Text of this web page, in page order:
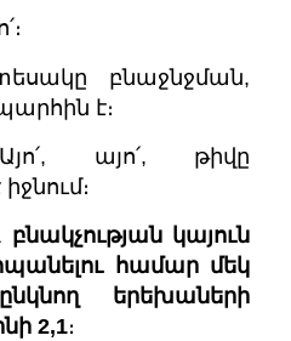
բնաջնջման,
է։
այո՛, թիվը
բնակչության կայուն
համար մեկ
երեխաների
2,1։